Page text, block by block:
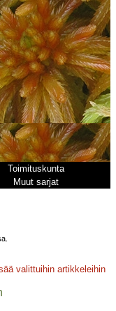
Toimituskunta
Muut sarjat
valittuihin artikkeleihin